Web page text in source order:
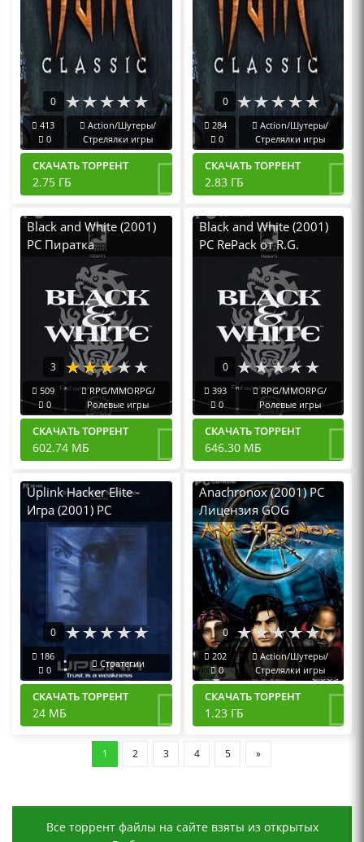
0
413
0
Action/Шутеры/
Стрелялки игры
СКАЧАТЬ ТОРРЕНТ
2.75 ГБ
0
284
0
Action/Шутеры/
Стрелялки игры
СКАЧАТЬ ТОРРЕНТ
2.83 ГБ
Black and White (2001)
PC Пиратка
3
509
0
RPG/MMORPG/
Ролевые игры
СКАЧАТЬ ТОРРЕНТ
602.74 МБ
Black and White (2001)
PC RePack от R.G.
0
393
0
RPG/MMORPG/
Ролевые игры
СКАЧАТЬ ТОРРЕНТ
646.30 МБ
Uplink Hacker Elite -
Игра (2001) PC
0
186
0
Стратегии
СКАЧАТЬ ТОРРЕНТ
24 МБ
Anachronox (2001) PC
Лицензия GOG
0
202
0
Action/Шутеры/
Стрелялки игры
СКАЧАТЬ ТОРРЕНТ
1.23 ГБ
1 2 3 4 5 »
Все торрент файлы на сайте взяты из открытых